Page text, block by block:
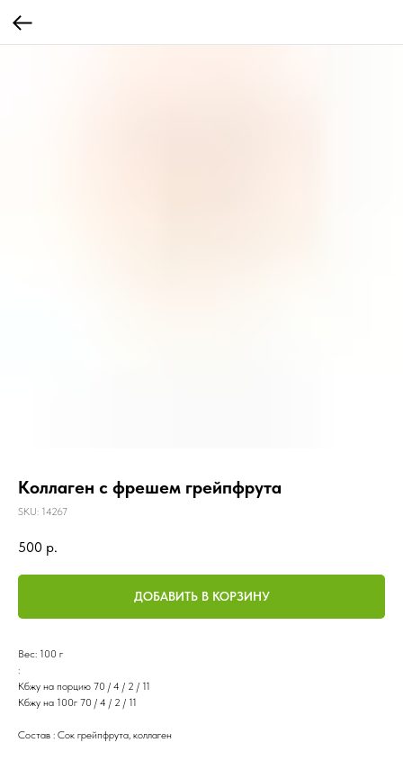
Коллаген с фрешем грейпфрута
SKU: 14267
500 р.
ДОБАВИТЬ В КОРЗИНУ
Вес: 100 г
:
Кбжу на порцию 70 / 4 / 2 / 11
Кбжу на 100г 70 / 4 / 2 / 11
Состав : Сок грейпфрута, коллаген